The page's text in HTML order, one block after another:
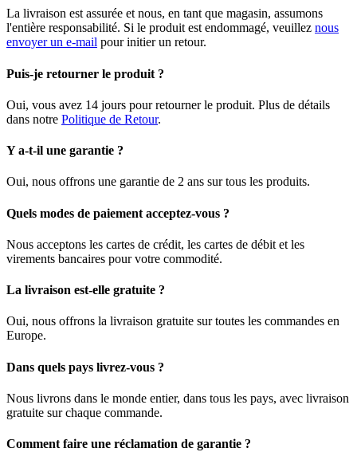
La livraison est assurée et nous, en tant que magasin, assumons
l'entière responsabilité. Si le produit est endommagé, veuillez nous
envoyer un e-mail pour initier un retour.
Puis-je retourner le produit ?
Oui, vous avez 14 jours pour retourner le produit. Plus de détails
dans notre Politique de Retour.
Y a-t-il une garantie ?
Oui, nous offrons une garantie de 2 ans sur tous les produits.
Quels modes de paiement acceptez-vous ?
Nous acceptons les cartes de crédit, les cartes de débit et les
virements bancaires pour votre commodité.
La livraison est-elle gratuite ?
Oui, nous offrons la livraison gratuite sur toutes les commandes en
Europe.
Dans quels pays livrez-vous ?
Nous livrons dans le monde entier, dans tous les pays, avec livraison
gratuite sur chaque commande.
Comment faire une réclamation de garantie ?